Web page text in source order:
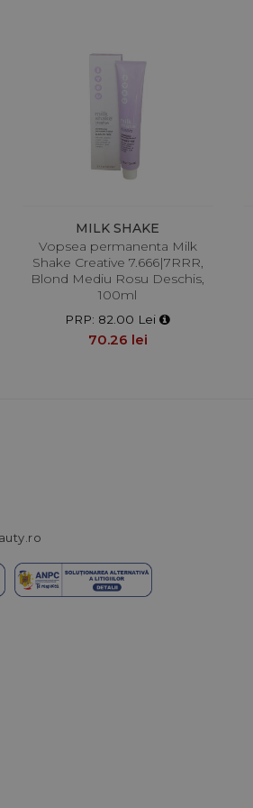
MILK SHAKE
Vopsea permanenta Milk
Shake Creative 7.666|7RRR,
Blond Mediu Rosu Deschis,
100ml
PRP: 82.00 Lei
70.26 lei